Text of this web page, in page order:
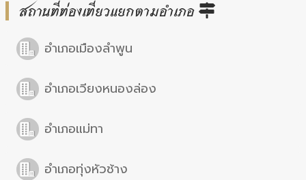
สถานที่ท่องเที่ยวแยกตามอำเภอ
อำเภอเมืองลำพูน
อำเภอเวียงหนองล่อง
อำเภอแม่ทา
อำเภอทุ่งหัวช้าง